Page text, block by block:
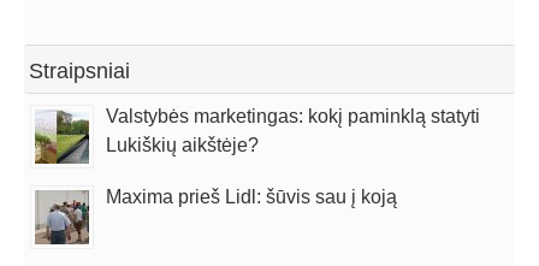
Straipsniai
Valstybės marketingas: kokį paminklą statyti
Lukiškių aikštėje?
Maxima prieš Lidl: šūvis sau į koją